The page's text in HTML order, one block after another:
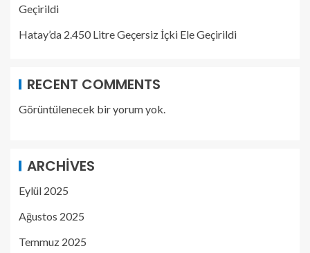
Geçirildi
Hatay’da 2.450 Litre Geçersiz İçki Ele Geçirildi
RECENT COMMENTS
Görüntülenecek bir yorum yok.
ARCHIVES
Eylül 2025
Ağustos 2025
Temmuz 2025